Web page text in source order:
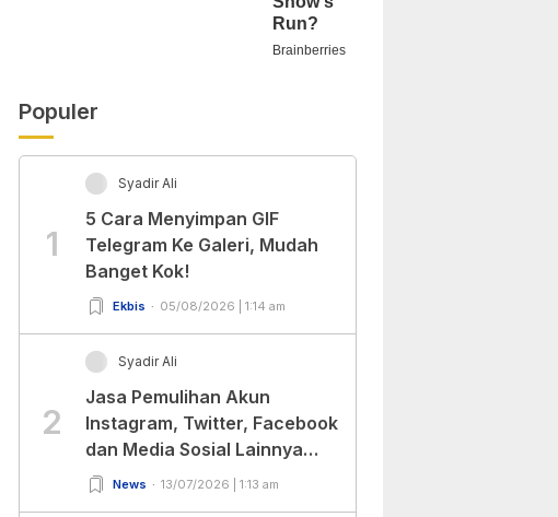
Populer
1
Syadir Ali
5 Cara Menyimpan GIF
Telegram Ke Galeri, Mudah
Banget Kok!
Ekbis 05/08/2026 | 1:14 am
2
Syadir Ali
Jasa Pemulihan Akun
Instagram, Twitter, Facebook
dan Media Sosial Lainnya
(Update Terbaru 2022)
News 13/07/2026 | 1:13 am